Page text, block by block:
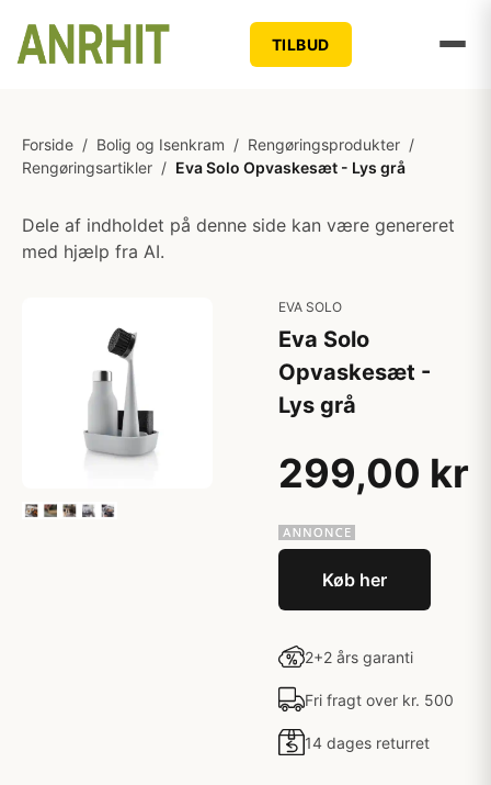
TILBUD
Forside / Bolig og Isenkram / Rengøringsprodukter /
Rengøringsartikler / Eva Solo Opvaskesæt - Lys grå
Dele af indholdet på denne side kan være genereret
med hjælp fra AI.
EVA SOLO
Eva Solo
Opvaskesæt -
Lys grå
299,00 kr
Køb her
2+2 års garanti
Fri fragt over kr. 500
14 dages returret